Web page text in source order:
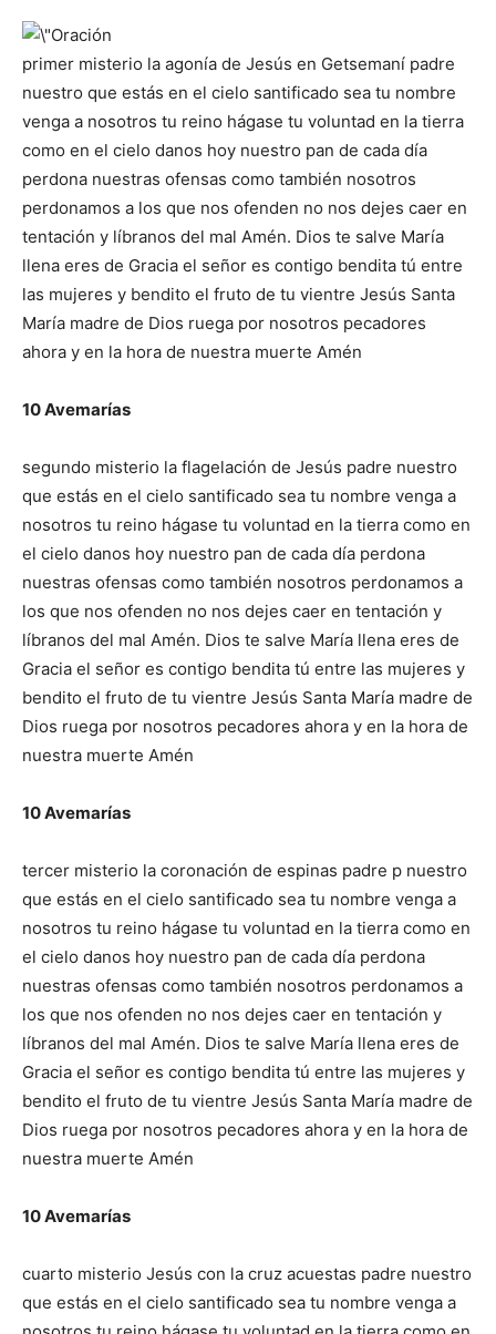
primer misterio la agonía de Jesús en Getsemaní padre
nuestro que estás en el cielo santificado sea tu nombre
venga a nosotros tu reino hágase tu voluntad en la tierra
como en el cielo danos hoy nuestro pan de cada día
perdona nuestras ofensas como también nosotros
perdonamos a los que nos ofenden no nos dejes caer en
tentación y líbranos del mal Amén. Dios te salve María
llena eres de Gracia el señor es contigo bendita tú entre
las mujeres y bendito el fruto de tu vientre Jesús Santa
María madre de Dios ruega por nosotros pecadores
ahora y en la hora de nuestra muerte Amén
10 Avemarías
segundo misterio la flagelación de Jesús padre nuestro
que estás en el cielo santificado sea tu nombre venga a
nosotros tu reino hágase tu voluntad en la tierra como en
el cielo danos hoy nuestro pan de cada día perdona
nuestras ofensas como también nosotros perdonamos a
los que nos ofenden no nos dejes caer en tentación y
líbranos del mal Amén. Dios te salve María llena eres de
Gracia el señor es contigo bendita tú entre las mujeres y
bendito el fruto de tu vientre Jesús Santa María madre de
Dios ruega por nosotros pecadores ahora y en la hora de
nuestra muerte Amén
10 Avemarías
tercer misterio la coronación de espinas padre p nuestro
que estás en el cielo santificado sea tu nombre venga a
nosotros tu reino hágase tu voluntad en la tierra como en
el cielo danos hoy nuestro pan de cada día perdona
nuestras ofensas como también nosotros perdonamos a
los que nos ofenden no nos dejes caer en tentación y
líbranos del mal Amén. Dios te salve María llena eres de
Gracia el señor es contigo bendita tú entre las mujeres y
bendito el fruto de tu vientre Jesús Santa María madre de
Dios ruega por nosotros pecadores ahora y en la hora de
nuestra muerte Amén
10 Avemarías
cuarto misterio Jesús con la cruz acuestas padre nuestro
que estás en el cielo santificado sea tu nombre venga a